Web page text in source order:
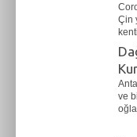
Çin
ve